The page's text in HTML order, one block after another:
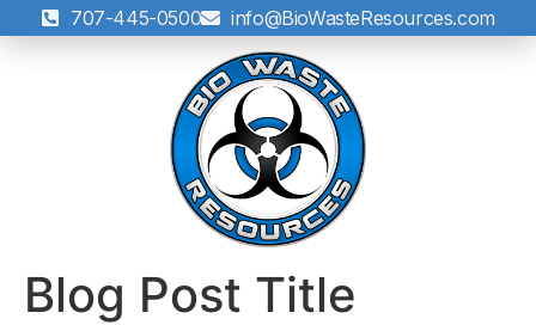
707-445-0500 info@BioWasteResources.com
Blog Post Title